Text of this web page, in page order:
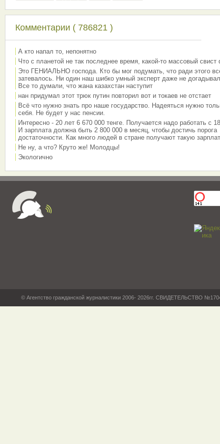
Комментарии ( 786821 )
А кто напал то, непонятно
Что с планетой не так последнее время, какой-то массовый свист
Это ГЕНИАЛЬНО господа. Кто бы мог подумать, что ради этого
затевалось. Ни один наш шибко умный эксперт даже не
Все то думали, что жана казахстан наступит
нан придумал этот трюк путин повторил вот и токаев не отстает
Всё что нужно знать про наше государство. Надеяться нужно
себя. Не будет у нас пенсии.
Интересно - 20 лет 6 670 000 тенге. Получается надо работать с
И зарплата должна быть 2 800 000 в месяц, чтобы достичь порога
достаточности. Как много людей в стране получают такую
Не ну, а что? Круто же! Молодцы!
Экологично
© Агентство гражданской журналистики 2006- 2026гг. СВИДЕТЕЛЬСТВО